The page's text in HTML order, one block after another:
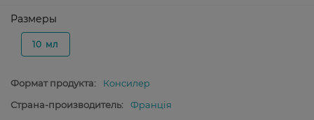
Размеры
10 мл
Формат продукта:
Консилер
Страна-производитель:
Франція